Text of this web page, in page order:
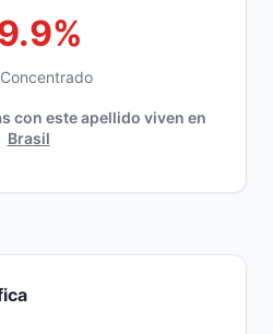
con este apellido viven en
Brasil